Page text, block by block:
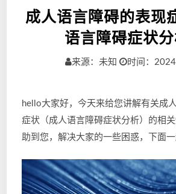
成人语言障碍的表现
语言障碍症状分
来源：未知 时间：
hello大家好，今天来给您讲解有关成
症状（成人语言障碍症状分析）的相
助到您，解决大家的一些困惑，下面一